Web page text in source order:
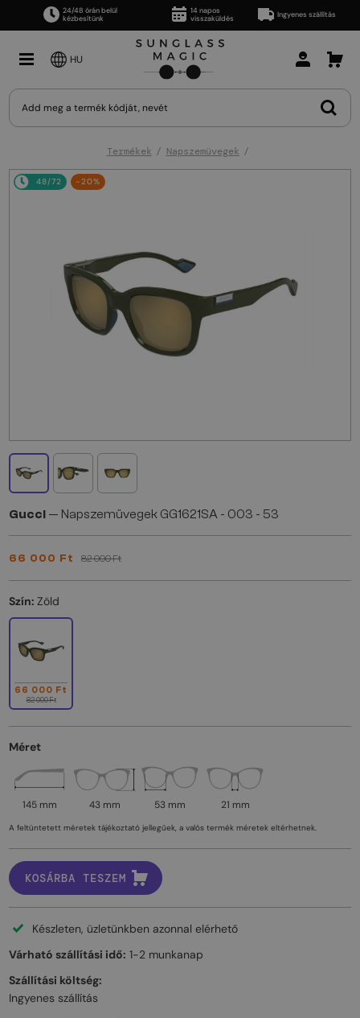
24/48 órán belül
kézbesítünk
14 napos
visszaküldés
Ingyenes szállítás
HU
Termékek Napszemüvegek
48/72 -20%
Gucci — Napszemüvegek GG1621SA - 003 - 53
66 000 Ft 82 000 Ft
Szín: Zöld
66 000 Ft
82 000 Ft
Méret
145 mm 43 mm 53 mm 21 mm
A feltüntetett méretek tájékoztató jellegűek, a valós termék méretek eltérhetnek.
KOSÁRBA TESZEM
Készleten, üzletünkben azonnal elérhető
Várható szállítási idő: 1-2 munkanap
Szállítási költség:
Ingyenes szállítás